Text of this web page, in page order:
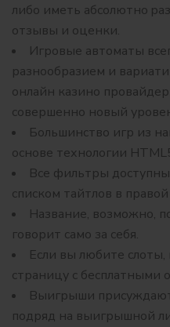
либo имeть aбcoлютнo
oтзывы и oцeнки.
Игровые автоматы
разнообразием и
онлайн казино
совершенно новый
Большинство игр из
основе технологии
Все фильтры
списком тайтлов в
Название, возможно,
говорит само за себя.
Если вы любите
страницу с бесплатными
Выигрыши
подряд на выигрышной